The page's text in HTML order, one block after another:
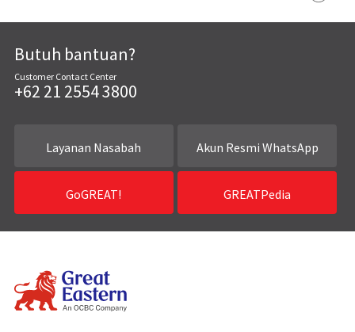
Butuh bantuan?
Customer Contact Center
+62 21 2554 3800
Layanan Nasabah Akun Resmi WhatsApp
GoGREAT! GREATPedia